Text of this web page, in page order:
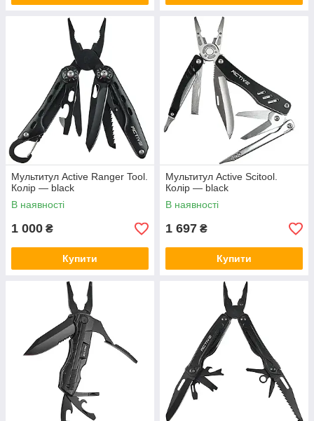
Мультитул Active Ranger Tool.
Колір — black
В наявності
1 000 ₴
Купити
Мультитул Active Scitool.
Колір — black
В наявності
1 697 ₴
Купити